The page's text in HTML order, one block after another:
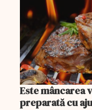
Este
preparată cu